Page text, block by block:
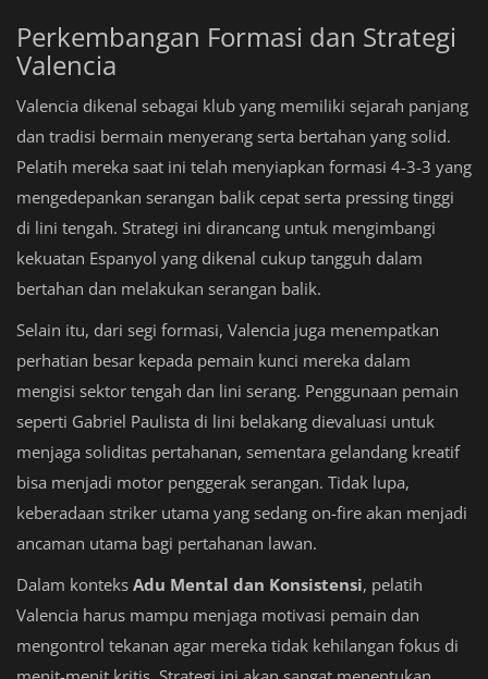
Perkembangan Formasi dan Strategi
Valencia
Valencia dikenal sebagai klub yang memiliki sejarah panjang
dan tradisi bermain menyerang serta bertahan yang solid.
Pelatih mereka saat ini telah menyiapkan formasi 4-3-3 yang
mengedepankan serangan balik cepat serta pressing tinggi
di lini tengah. Strategi ini dirancang untuk mengimbangi
kekuatan Espanyol yang dikenal cukup tangguh dalam
bertahan dan melakukan serangan balik.
Selain itu, dari segi formasi, Valencia juga menempatkan
perhatian besar kepada pemain kunci mereka dalam
mengisi sektor tengah dan lini serang. Penggunaan pemain
seperti Gabriel Paulista di lini belakang dievaluasi untuk
menjaga soliditas pertahanan, sementara gelandang kreatif
bisa menjadi motor penggerak serangan. Tidak lupa,
keberadaan striker utama yang sedang on-fire akan menjadi
ancaman utama bagi pertahanan lawan.
Dalam konteks Adu Mental dan Konsistensi, pelatih
Valencia harus mampu menjaga motivasi pemain dan
mengontrol tekanan agar mereka tidak kehilangan fokus di